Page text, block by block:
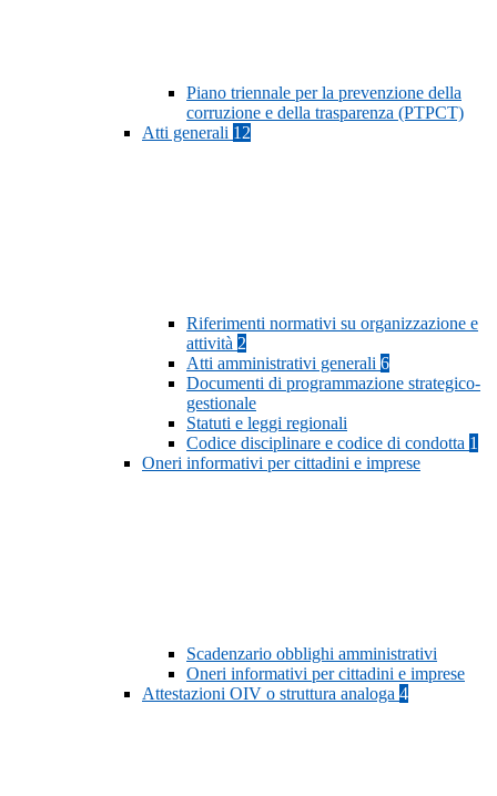
Piano triennale per la prevenzione della
corruzione e della trasparenza (PTPCT)
Atti generali 12
Riferimenti normativi su organizzazione e
attività 2
Atti amministrativi generali 6
Documenti di programmazione strategico-
gestionale
Statuti e leggi regionali
Codice disciplinare e codice di condotta 1
Oneri informativi per cittadini e imprese
Scadenzario obblighi amministrativi
Oneri informativi per cittadini e imprese
Attestazioni OIV o struttura analoga 4